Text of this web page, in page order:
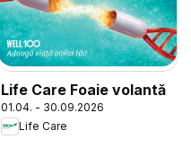
Life Care Foaie volantă
01.04. - 30.09.2026
Life Care